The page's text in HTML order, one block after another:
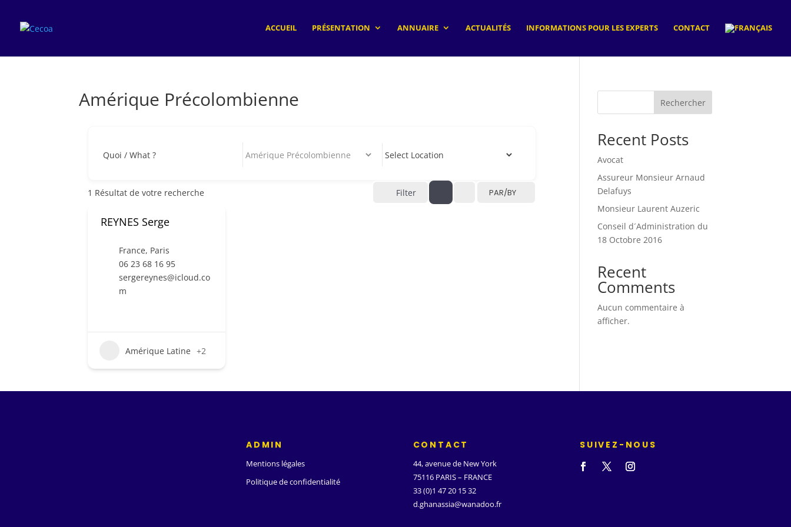
ACCUEIL PRÉSENTATION ANNUAIRE ACTUALITÉS INFORMATIONS POUR LES EXPERTS CONTACT
Amérique Précolombienne
Quoi / What ?
1 Résultat de votre recherche Filter PAR/BY
REYNES Serge
France, Paris
06 23 68 16 95
sergereynes@icloud.co
m
Amérique Latine +2
Rechercher
Recent Posts
Avocat
Assureur Monsieur Arnaud
Delafuys
Monsieur Laurent Auzeric
Conseil d´Administration du
18 Octobre 2016
Recent
Comments
Aucun commentaire à
afficher.
ADMIN
Mentions légales
Politique de confidentialité
CONTACT
44, avenue de New York
75116 PARIS – FRANCE
33 (0)1 47 20 15 32
d.ghanassia@wanadoo.fr
SUIVEZ-NOUS